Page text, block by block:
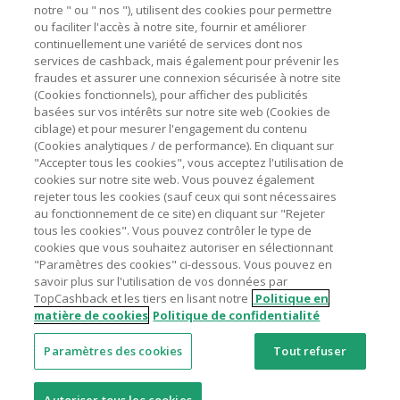
marchands sur le montant hors TVA/taxes et hors frais de
livraison/d’emballage/de service.
L'utilisation de plugins tels que Honey, AdBlock, uBlock, Pi-
hole et VPN peut bloquer le suivi de votre commande.
Pour chaque nouvelle transaction, il faut revenir sur
TopCashback et cliquer sur le bouton rose de cashback
pour accéder au site marchand et faire votre achat.
Assurez-vous que le lien TopCashback est le dernier lien
utilisé pour visiter le site marchand avant de finaliser votre
achat.
Tout compte impliqué dans des commandes ou activités
frauduleuses pour manipuler le système de cashback sera
clôturé et leur cashback confisqué.
Astuces pour économiser
A propos de
Contactez-nous
Mentions légales
Nos sites UK US CN JP DE AU
© 2005 - 2026 TopCashback Group Limited
notre " ou " nos "), utilisent des cookies pour permettre
ou faciliter l'accès à notre site, fournir et améliorer
continuellement une variété de services dont nos
services de cashback, mais également pour prévenir les
fraudes et assurer une connexion sécurisée à notre site
(Cookies fonctionnels), pour afficher des publicités
basées sur vos intérêts sur notre site web (Cookies de
ciblage) et pour mesurer l'engagement du contenu
(Cookies analytiques / de performance). En cliquant sur
"Accepter tous les cookies", vous acceptez l'utilisation de
cookies sur notre site web. Vous pouvez également
rejeter tous les cookies (sauf ceux qui sont nécessaires
au fonctionnement de ce site) en cliquant sur "Rejeter
tous les cookies". Vous pouvez contrôler le type de
cookies que vous souhaitez autoriser en sélectionnant
"Paramètres des cookies" ci-dessous. Vous pouvez en
savoir plus sur l'utilisation de vos données par
TopCashback et les tiers en lisant notre Politique en
matière de cookies Politique de confidentialité
Paramètres des cookies Tout refuser